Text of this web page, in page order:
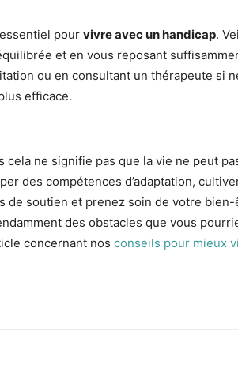
pour vivre avec un handicap.
et en vous reposant
ou en consultant un thérapeute si
efficace.
cela ne signifie pas que la vie ne peut
des compétences d’adaptation,
de soutien et prenez soin de votre
des obstacles que vous
concernant nos conseils pour mieux